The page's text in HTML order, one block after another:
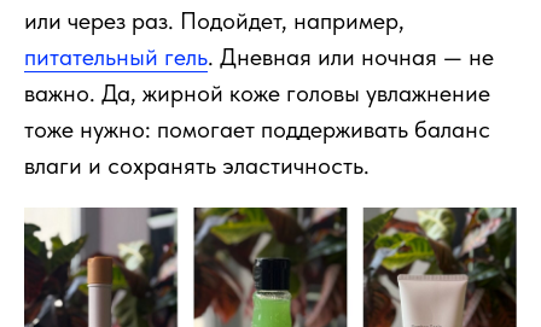
или через раз. Подойдет, например,
питательный гель. Дневная или ночная — не
важно. Да, жирной коже головы увлажнение
тоже нужно: помогает поддерживать баланс
влаги и сохранять эластичность.